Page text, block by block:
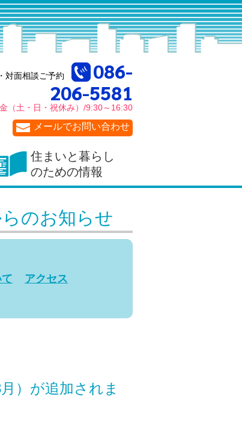
対面相談ご予約
086-
206-5581
（土・日・祝休み）/9:30～16:30
メールでお問い合わせ
住まいと暮らし
のための情報
のお知らせ
アクセス
）が追加されま